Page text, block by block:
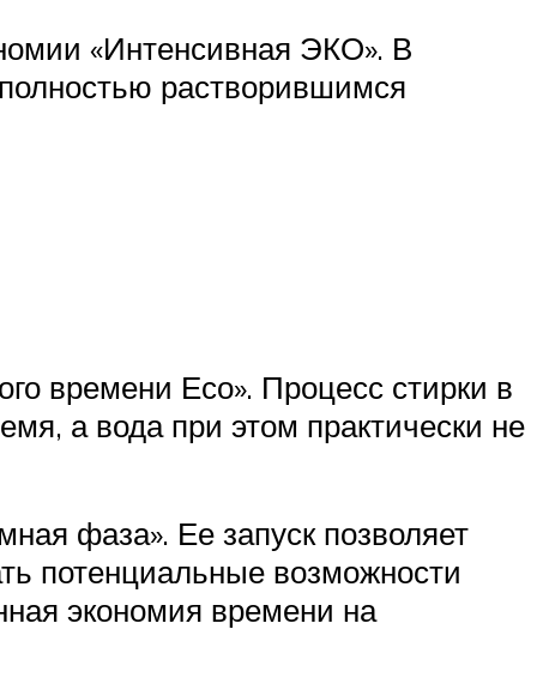
«Интенсивная ЭКО». В
растворившимся
времени Есо». Процесс стирки в
а вода при этом практически не
фаза». Ее запуск позволяет
потенциальные возможности
экономия времени на